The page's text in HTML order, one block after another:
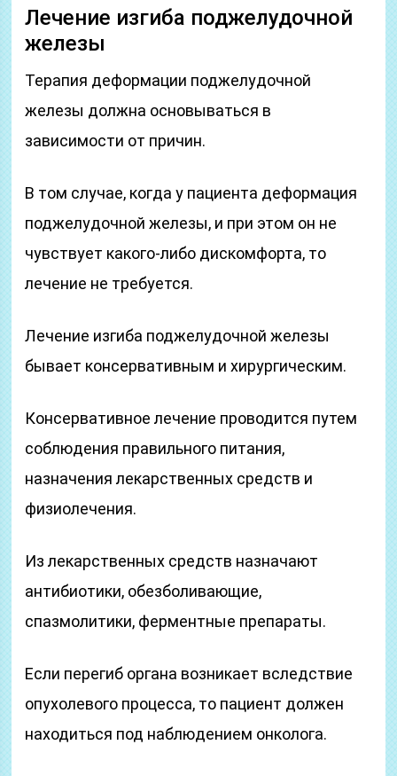
Лечение изгиба поджелудочной
железы
Терапия деформации поджелудочной
железы должна основываться в
зависимости от причин.
В том случае, когда у пациента деформация
поджелудочной железы, и при этом он не
чувствует какого-либо дискомфорта, то
лечение не требуется.
Лечение изгиба поджелудочной железы
бывает консервативным и хирургическим.
Консервативное лечение проводится путем
соблюдения правильного питания,
назначения лекарственных средств и
физиолечения.
Из лекарственных средств назначают
антибиотики, обезболивающие,
спазмолитики, ферментные препараты.
Если перегиб органа возникает вследствие
опухолевого процесса, то пациент должен
находиться под наблюдением онколога.